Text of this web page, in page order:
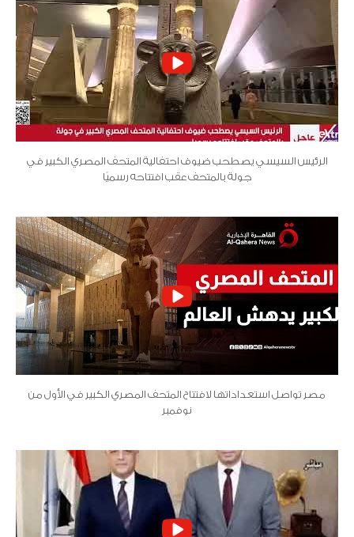
الرئيس السيسي يصطحب ضيوف احتفالية المتحف المصري الكبير في
جولة بالمتحف عقب افتتاحه رسميًا
مصر تواصل استعداداتها لافتتاح المتحف المصري الكبير في الأول من
نوفمبر